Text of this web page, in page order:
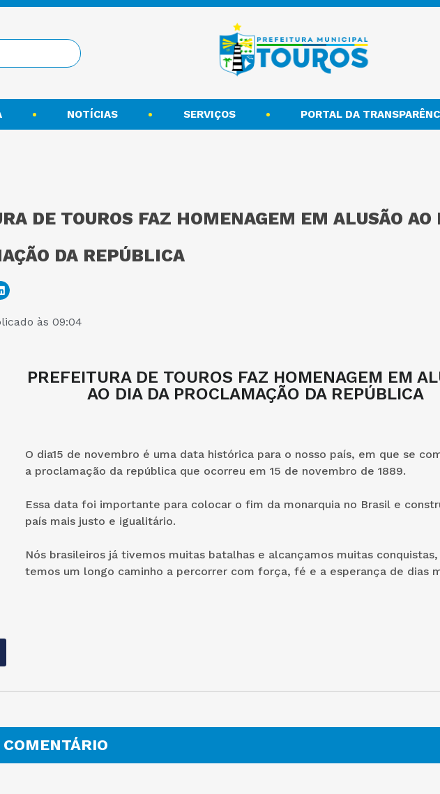
NOTÍCIAS SERVIÇOS PORTAL DA
DE TOUROS FAZ HOMENAGEM EM ALUSÃO AO
DA REPÚBLICA
às 09:04
PREFEITURA DE TOUROS FAZ HOMENAGEM EM
AO DIA DA PROCLAMAÇÃO DA REPÚBLICA
O dia15 de novembro é uma data histórica para o nosso país, em que se
a proclamação da república que ocorreu em 15 de novembro de 1889.
Essa data foi importante para colocar o fim da monarquia no Brasil e
país mais justo e igualitário.
Nós brasileiros já tivemos muitas batalhas e alcançamos muitas
temos um longo caminho a percorrer com força, fé e a esperança de dias